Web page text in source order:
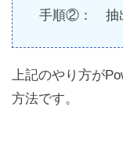
手順②： 抽
上記のやり方が
方法です。